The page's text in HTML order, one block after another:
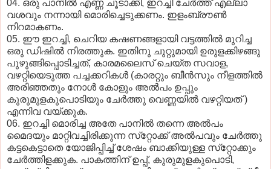
04. ഒരു പാനില്‍ എണ്ണ ചൂടാക്കി, ഇറച്ചി ചേര്‍ത്ത് എല്ലാ
വശവും നന്നായി മൊരിച്ചെടുക്കണം. ഇളംബ്രൗണ്‍
നിറമാകണം.
05. ഈ ഇറച്ചി, ചെറിയ കഷണങ്ങളായി വട്ടത്തില്‍ മുറിച്ച
ഒരു ഡിഷില്‍ നിരത്തുക. ഇതിനു ചുറ്റുമായി ഉരുളക്കിഴങ്ങു
പുഴുങ്ങിപ്പൊടിച്ചത്, കാരമലൈസ് ചെയ്ത സവാള,
വഴറ്റിയെടുത്ത പച്ചക്കറികള്‍ (കാരറ്റും ബീന്‍സും നീളത്തില്‍
അരിഞ്ഞതും നോള്‍ കോളും അല്‍പം ഉപ്പും
കുരുമുളകുപൊടിയും ചേര്‍ത്തു വെണ്ണയില്‍ വഴറ്റിയത് )
എന്നിവ വയ്ക്കുക.
06. ഇറച്ചി മൊരിച്ച അതേ പാനില്‍ തന്നെ അല്‍പം
മൈദയും മാറ്റിവച്ചിരിക്കുന്ന സ്‌റ്റോക്ക് അല്‍പവും ചേര്‍ത്തു
കട്ടകെട്ടാതെ യോജിപ്പിച്ച് ശേഷം ബാക്കിയുള്ള സ്‌റ്റോക്കും
ചേര്‍ത്തിളക്കുക. പാകത്തിന് ഉപ്പ്, കുരുമുളകുപൊടി,